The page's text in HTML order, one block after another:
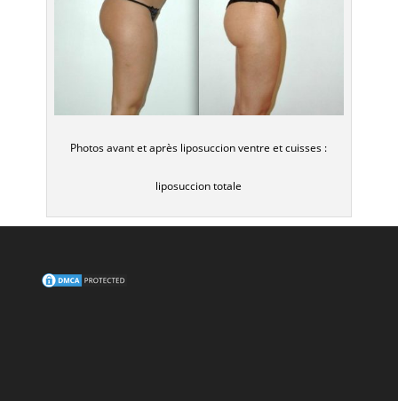
Photos avant et après liposuccion ventre et cuisses :
liposuccion totale